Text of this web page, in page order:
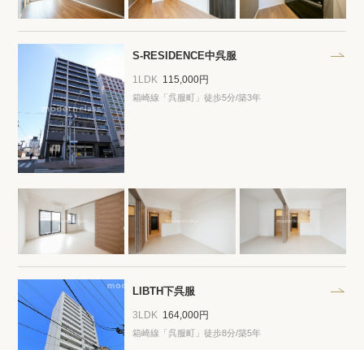
S-RESIDENCE中呉服
1LDK 115,000円
箱崎線「呉服町」徒歩5分/築3年
LIBTH下呉服
3LDK 164,000円
箱崎線「呉服町」徒歩8分/築5年